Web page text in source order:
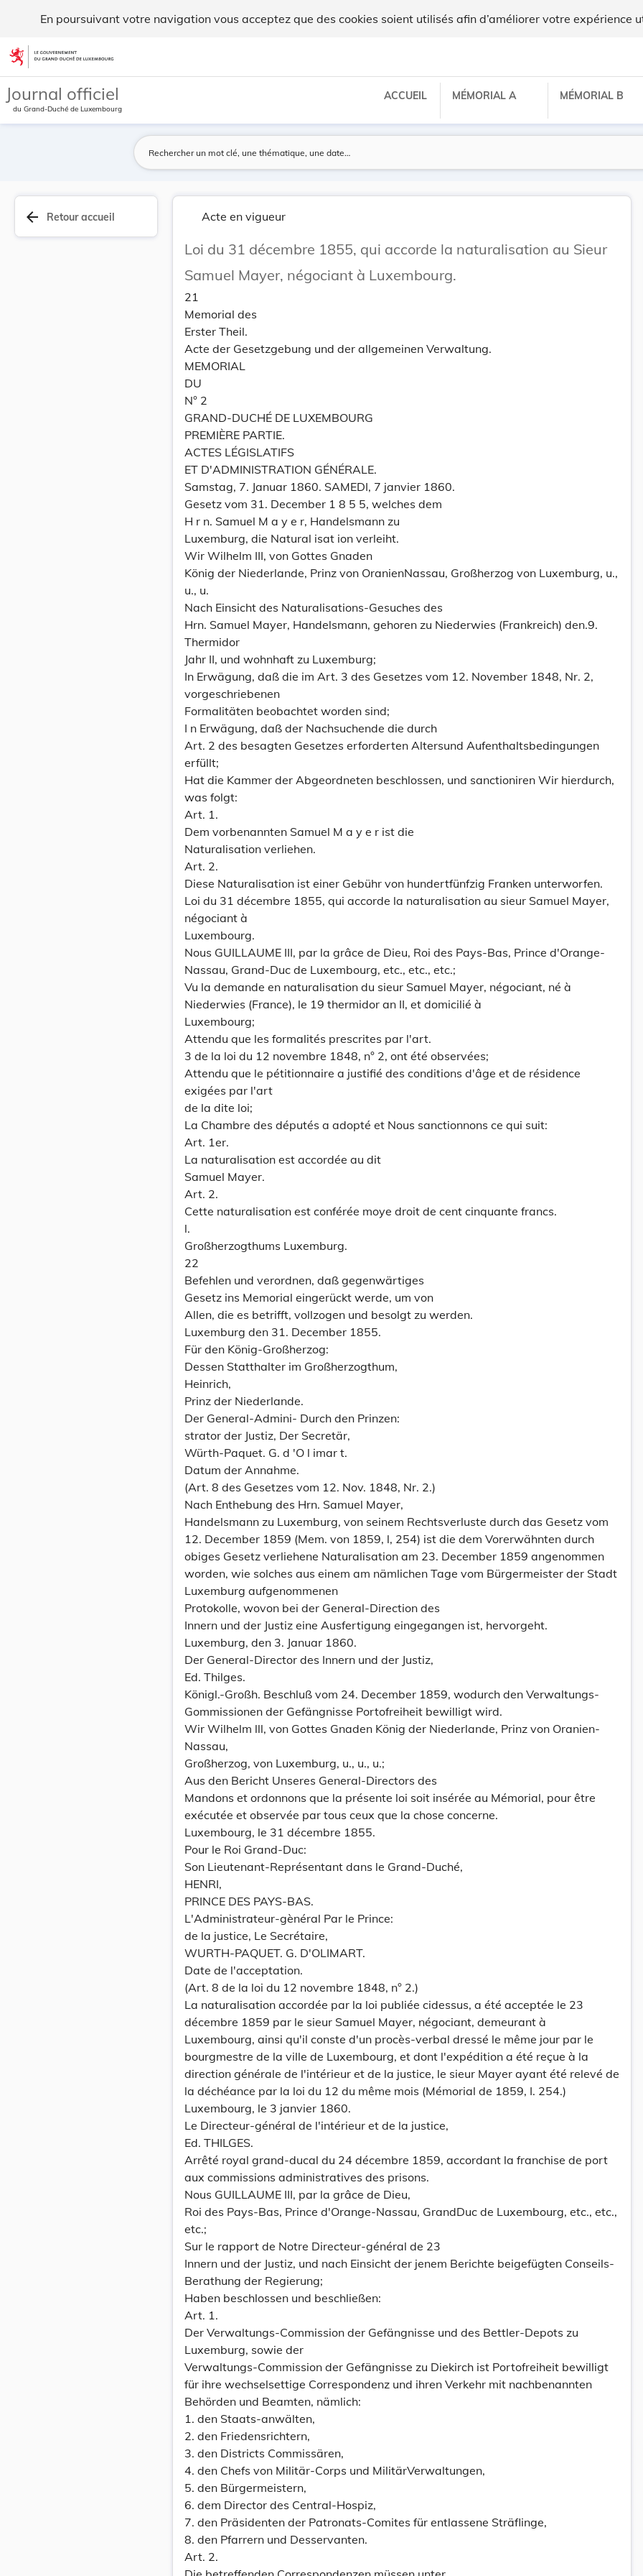
En poursuivant votre navigation vous acceptez que des cookies soient utilisés afin d’améliorer votre expérience
Aller au contenu
Journal officiel
du Grand-Duché de Luxembourg
ACCUEIL MÉMORIAL A MÉMORIAL B
arrow_back Retour accueil Acte en vigueur
Loi du 31 décembre 1855, qui accorde la naturalisation au Sieur
Samuel Mayer, négociant à Luxembourg.
21
Memorial des
Erster Theil.
Acte der Gesetzgebung und der allgemeinen Verwaltung.
MEMORIAL
DU
N° 2
GRAND-DUCHÉ DE LUXEMBOURG
PREMIÈRE PARTIE.
ACTES LÉGISLATIFS
ET D'ADMINISTRATION GÉNÉRALE.
Samstag, 7. Januar 1860. SAMEDI, 7 janvier 1860.
Gesetz vom 31. December 1 8 5 5, welches dem
H r n. Samuel M a y e r, Handelsmann zu
Luxemburg, die Natural isat ion verleiht.
Wir Wilhelm III, von Gottes Gnaden
König der Niederlande, Prinz von OranienNassau, Großherzog von Luxemburg, u.,
u., u.
Nach Einsicht des Naturalisations-Gesuches des
Hrn. Samuel Mayer, Handelsmann, gehoren zu Niederwies (Frankreich) den.9.
Thermidor
Jahr II, und wohnhaft zu Luxemburg;
In Erwägung, daß die im Art. 3 des Gesetzes vom 12. November 1848, Nr. 2,
vorgeschriebenen
Formalitäten beobachtet worden sind;
I n Erwägung, daß der Nachsuchende die durch
Art. 2 des besagten Gesetzes erforderten Altersund Aufenthaltsbedingungen
erfüllt;
Hat die Kammer der Abgeordneten beschlossen, und sanctioniren Wir hierdurch,
was folgt:
Art. 1.
Dem vorbenannten Samuel M a y e r ist die
Naturalisation verliehen.
Art. 2.
Diese Naturalisation ist einer Gebühr von hundertfünfzig Franken unterworfen.
Loi du 31 décembre 1855, qui accorde la naturalisation au sieur Samuel Mayer,
négociant à
Luxembourg.
Nous GUILLAUME III, par la grâce de Dieu, Roi des Pays-Bas, Prince d'Orange-
Nassau, Grand-Duc de Luxembourg, etc., etc., etc.;
Vu la demande en naturalisation du sieur Samuel Mayer, négociant, né à
Niederwies (France), le 19 thermidor an II, et domicilié à
Luxembourg;
Attendu que les formalités prescrites par l'art.
3 de la loi du 12 novembre 1848, n° 2, ont été observées;
Attendu que le pétitionnaire a justifié des conditions d'âge et de résidence
exigées par l'art
de la dite loi;
La Chambre des députés a adopté et Nous sanctionnons ce qui suit:
Art. 1er.
La naturalisation est accordée au dit
Samuel Mayer.
Art. 2.
Cette naturalisation est conférée moye droit de cent cinquante francs.
l.
Großherzogthums Luxemburg.
22
Befehlen und verordnen, daß gegenwärtiges
Gesetz ins Memorial eingerückt werde, um von
Allen, die es betrifft, vollzogen und besolgt zu werden.
Luxemburg den 31. December 1855.
Für den König-Großherzog:
Dessen Statthalter im Großherzogthum,
Heinrich,
Prinz der Niederlande.
Der General-Admini- Durch den Prinzen:
strator der Justiz, Der Secretär,
Würth-Paquet. G. d 'O l imar t.
Datum der Annahme.
(Art. 8 des Gesetzes vom 12. Nov. 1848, Nr. 2.)
Nach Enthebung des Hrn. Samuel Mayer,
Handelsmann zu Luxemburg, von seinem Rechtsverluste durch das Gesetz vom
12. December 1859 (Mem. von 1859, l, 254) ist die dem Vorerwähnten durch
obiges Gesetz verliehene Naturalisation am 23. December 1859 angenommen
worden, wie solches aus einem am nämlichen Tage vom Bürgermeister der Stadt
Luxemburg aufgenommenen
Protokolle, wovon bei der General-Direction des
Innern und der Justiz eine Ausfertigung eingegangen ist, hervorgeht.
Luxemburg, den 3. Januar 1860.
Der General-Director des Innern und der Justiz,
Ed. Thilges.
Königl.-Großh. Beschluß vom 24. December 1859, wodurch den Verwaltungs-
Gommissionen der Gefängnisse Portofreiheit bewilligt wird.
Wir Wilhelm lll, von Gottes Gnaden König der Niederlande, Prinz von Oranien-
Nassau,
Großherzog, von Luxemburg, u., u., u.;
Aus den Bericht Unseres General-Directors des
Mandons et ordonnons que la présente loi soit insérée au Mémorial, pour être
exécutée et observée par tous ceux que la chose concerne.
Luxembourg, le 31 décembre 1855.
Pour le Roi Grand-Duc:
Son Lieutenant-Représentant dans le Grand-Duché,
HENRI,
PRINCE DES PAYS-BAS.
L'Administrateur-gènéral Par le Prince:
de la justice, Le Secrétaire,
WURTH-PAQUET. G. D'OLIMART.
Date de l'acceptation.
(Art. 8 de la loi du 12 novembre 1848, n° 2.)
La naturalisation accordée par la loi publiée cidessus, a été acceptée le 23
décembre 1859 par le sieur Samuel Mayer, négociant, demeurant à
Luxembourg, ainsi qu'il conste d'un procès-verbal dressé le même jour par le
bourgmestre de la ville de Luxembourg, et dont l'expédition a été reçue à la
direction générale de l'intérieur et de la justice, le sieur Mayer ayant été relevé de
la déchéance par la loi du 12 du même mois (Mémorial de 1859, I. 254.)
Luxembourg, le 3 janvier 1860.
Le Directeur-général de l'intérieur et de la justice,
Ed. THILGES.
Arrêté royal grand-ducal du 24 décembre 1859, accordant la franchise de port
aux commissions administratives des prisons.
Nous GUILLAUME III, par la grâce de Dieu,
Roi des Pays-Bas, Prince d'Orange-Nassau, GrandDuc de Luxembourg, etc., etc.,
etc.;
Sur le rapport de Notre Directeur-général de 23
Innern und der Justiz, und nach Einsicht der jenem Berichte beigefügten Conseils-
Berathung der Regierung;
Haben beschlossen und beschließen:
Art. 1.
Der Verwaltungs-Commission der Gefängnisse und des Bettler-Depots zu
Luxemburg, sowie der
Verwaltungs-Commission der Gefängnisse zu Diekirch ist Portofreiheit bewilligt
für ihre wechselsettige Correspondenz und ihren Verkehr mit nachbenannten
Behörden und Beamten, nämlich:
1. den Staats-anwälten,
2. den Friedensrichtern,
3. den Districts Commissären,
4. den Chefs von Militär-Corps und MilitärVerwaltungen,
5. den Bürgermeistern,
6. dem Director des Central-Hospiz,
7. den Präsidenten der Patronats-Comites für entlassene Sträflinge,
8. den Pfarrern und Desservanten.
Art. 2.